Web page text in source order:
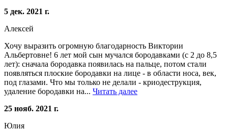
5 дек. 2021 г.
Алексей
Хочу выразить огромную благодарность Виктории
Альбертовне! 6 лет мой сын мучался бородавками (с 2 до 8,5
лет): сначала бородавка появилась на пальце, потом стали
появляться плоские бородавки на лице - в области носа, век,
под глазами. Что мы только не делали - криодеструкция,
удаление бородавки на... Читать далее
25 нояб. 2021 г.
Юлия